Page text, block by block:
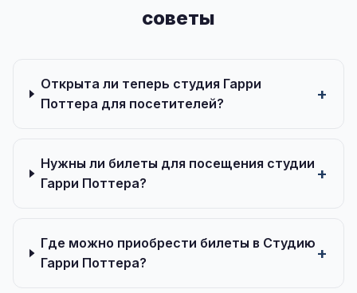
советы
Открыта ли теперь студия Гарри
Поттера для посетителей?
Нужны ли билеты для посещения студии
Гарри Поттера?
Где можно приобрести билеты в Студию
Гарри Поттера?